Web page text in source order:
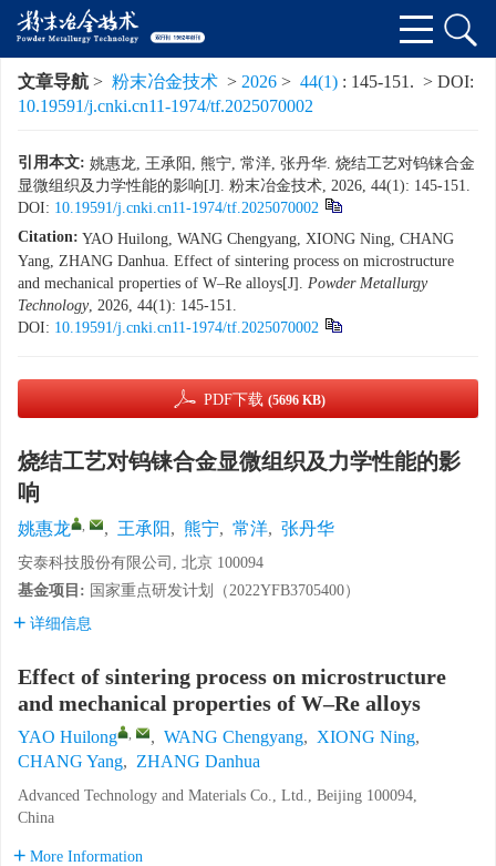
文章导航 > 粉末冶金技术 > 2026 > 44(1) : 145-151. > DOI:
10.19591/j.cnki.cn11-1974/tf.2025070002
引用本文: 姚惠龙, 王承阳, 熊宁, 常洋, 张丹华. 烧结工艺对钨铼合金
显微组织及力学性能的影响[J]. 粉末冶金技术, 2026, 44(1): 145-151.
DOI: 10.19591/j.cnki.cn11-1974/tf.2025070002
Citation: YAO Huilong, WANG Chengyang, XIONG Ning, CHANG
Yang, ZHANG Danhua. Effect of sintering process on microstructure
and mechanical properties of W–Re alloys[J]. Powder Metallurgy
Technology, 2026, 44(1): 145-151.
DOI: 10.19591/j.cnki.cn11-1974/tf.2025070002
PDF下载 (5696 KB)
烧结工艺对钨铼合金显微组织及力学性能的影
响
姚惠龙 , , 王承阳, 熊宁, 常洋, 张丹华
安泰科技股份有限公司, 北京 100094
基金项目: 国家重点研发计划（2022YFB3705400）
详细信息
Effect of sintering process on microstructure
and mechanical properties of W–Re alloys
YAO Huilong , , WANG Chengyang, XIONG Ning,
CHANG Yang, ZHANG Danhua
Advanced Technology and Materials Co., Ltd., Beijing 100094,
China
More Information